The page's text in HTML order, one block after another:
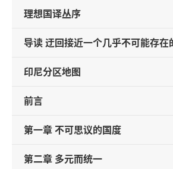
理想国译丛序
导读 迂回接近一个几乎不可能存在
印尼分区地图
前言
第一章 不可思议的国度
第二章 多元而统一